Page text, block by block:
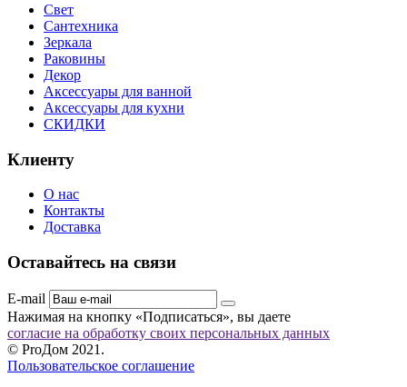
Свет
Сантехника
Зеркала
Раковины
Декор
Аксессуары для ванной
Аксессуары для кухни
СКИДКИ
Клиенту
О нас
Контакты
Доставка
Оставайтесь на связи
E-mail
Нажимая на кнопку «Подписаться», вы даете
согласие на обработку своих персональных данных
© ProДом 2021.
Пользовательское соглашение